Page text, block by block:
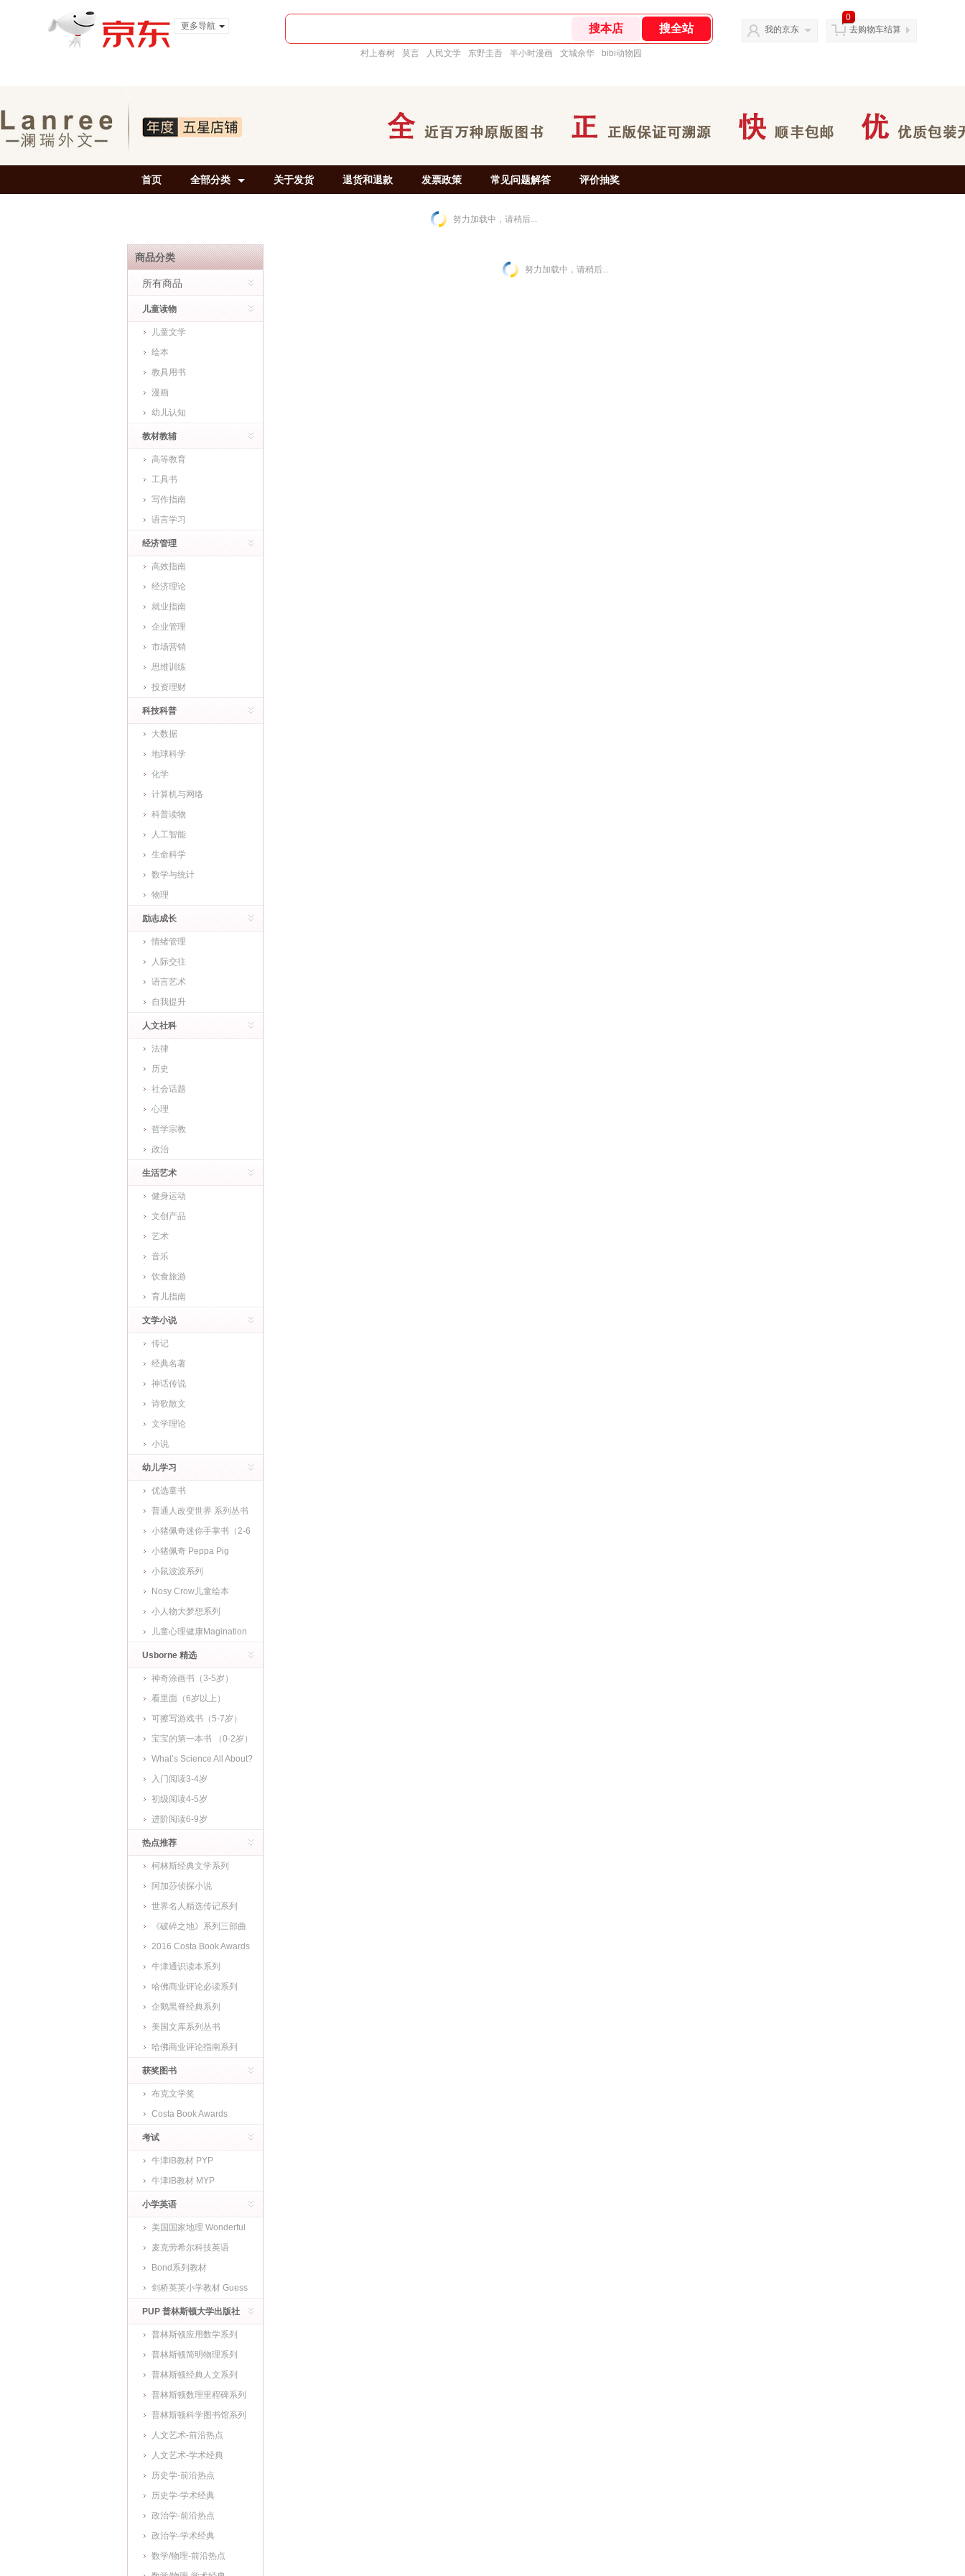
更多导航
村上春树 莫言 人民文学 东野圭吾 半小时漫画 文城余华 bibi动物园
我的京东
0
去购物车结算
首页 全部分类 关于发货 退货和退款 发票政策 常见问题解答 评价抽奖
努力加载中，请稍后...
商品分类
所有商品
儿童读物
儿童文学
绘本
教具用书
漫画
幼儿认知
教材教辅
高等教育
工具书
写作指南
语言学习
经济管理
高效指南
经济理论
就业指南
企业管理
市场营销
思维训练
投资理财
科技科普
大数据
地球科学
化学
计算机与网络
科普读物
人工智能
生命科学
数学与统计
物理
励志成长
情绪管理
人际交往
语言艺术
自我提升
人文社科
法律
历史
社会话题
心理
哲学宗教
政治
生活艺术
健身运动
文创产品
艺术
音乐
饮食旅游
育儿指南
文学小说
传记
经典名著
神话传说
诗歌散文
文学理论
小说
幼儿学习
优选童书
普通人改变世界 系列丛书
小猪佩奇迷你手掌书（2-6
岁)
小猪佩奇 Peppa Pig
小鼠波波系列
Nosy Crow儿童绘本
小人物大梦想系列
儿童心理健康Magination
Press
Usborne 精选
神奇涂画书（3-5岁）
看里面（6岁以上）
可擦写游戏书（5-7岁）
宝宝的第一本书 （0-2岁）
What’s Science All About?
入门阅读3-4岁
初级阅读4-5岁
进阶阅读6-9岁
热点推荐
柯林斯经典文学系列
阿加莎侦探小说
世界名人精选传记系列
《破碎之地》系列三部曲
2016 Costa Book Awards
牛津通识读本系列
哈佛商业评论必读系列
企鹅黑脊经典系列
美国文库系列丛书
哈佛商业评论指南系列
获奖图书
布克文学奖
Costa Book Awards
考试
牛津IB教材 PYP
牛津IB教材 MYP
小学英语
美国国家地理 Wonderful
World
麦克劳希尔科技英语
Bond系列教材
剑桥英英小学教材 Guess
What
PUP 普林斯顿大学出版社
普林斯顿应用数学系列
普林斯顿简明物理系列
普林斯顿经典人文系列
普林斯顿数理里程碑系列
普林斯顿科学图书馆系列
人文艺术-前沿热点
人文艺术-学术经典
历史学-前沿热点
历史学-学术经典
政治学-前沿热点
政治学-学术经典
数学/物理-前沿热点
努力加载中，请稍后...